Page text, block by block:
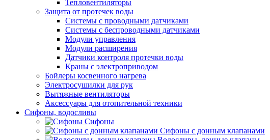
Тепловентиляторы
Защита от протечек воды
Системы с проводными датчиками
Системы с беспроводными датчиками
Модули управления
Модули расширения
Датчики контроля протечки воды
Краны с электроприводом
Бойлеры косвенного нагрева
Электросушилки для рук
Вытяжные вентиляторы
Аксессуары для отопительной техники
Сифоны, водосливы
Сифоны
Сифоны с донным клапанами